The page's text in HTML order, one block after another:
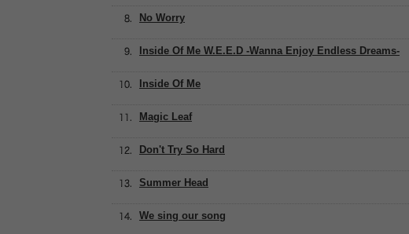
No Worry
Inside Of Me
Inside Of Me W.E.E.D -Wanna Enjoy Endless Dreams-
Magic Leaf
Don't Try So Hard
Summer Head
We sing our song